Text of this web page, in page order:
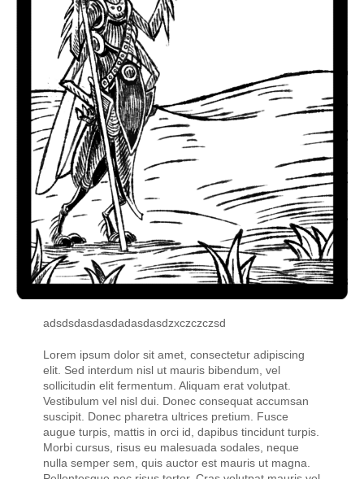
adsdsdasdasdadasdasdzxczczczsd
Lorem ipsum dolor sit amet, consectetur adipiscing
elit. Sed interdum nisl ut mauris bibendum, vel
sollicitudin elit fermentum. Aliquam erat volutpat.
Vestibulum vel nisl dui. Donec consequat accumsan
suscipit. Donec pharetra ultrices pretium. Fusce
augue turpis, mattis in orci id, dapibus tincidunt turpis.
Morbi cursus, risus eu malesuada sodales, neque
nulla semper sem, quis auctor est mauris ut magna.